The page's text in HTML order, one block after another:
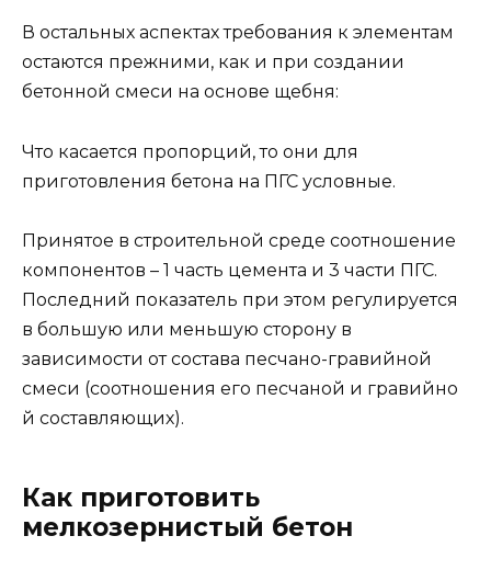
В остальных аспектах требования к элементам
остаются прежними, как и при создании
бетонной смеси на основе щебня:
Что касается пропорций, то они для
приготовления бетона на ПГС условные.
Принятое в строительной среде соотношение
компонентов – 1 часть цемента и 3 части ПГС.
Последний показатель при этом регулируется
в большую или меньшую сторону в
зависимости от состава песчано-гравийной
смеси (соотношения его песчаной и гравийно
й составляющих).
Как приготовить
мелкозернистый бетон